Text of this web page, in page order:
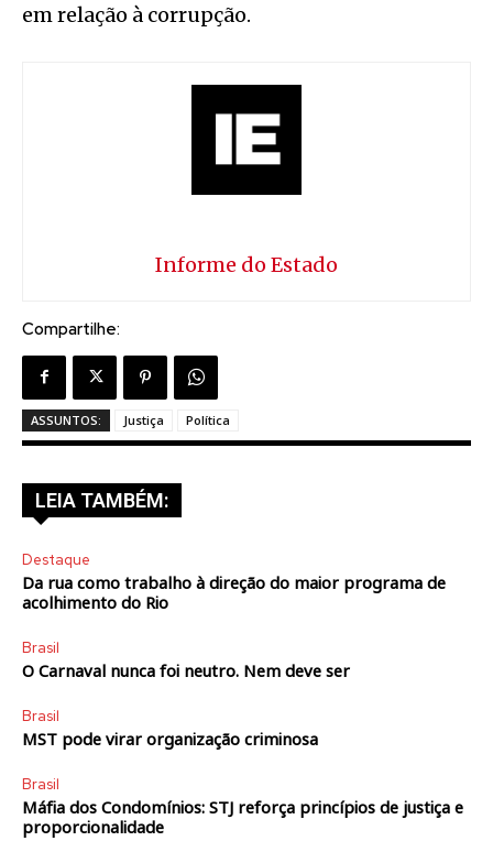
em relação à corrupção.
Informe do Estado
Compartilhe:
ASSUNTOS: Justiça Política
LEIA TAMBÉM:
Destaque
Da rua como trabalho à direção do maior programa de
acolhimento do Rio
Brasil
O Carnaval nunca foi neutro. Nem deve ser
Brasil
MST pode virar organização criminosa
Brasil
Máfia dos Condomínios: STJ reforça princípios de justiça e
proporcionalidade